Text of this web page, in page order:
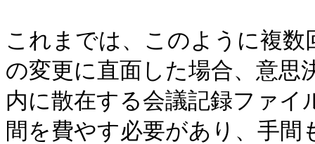
これまでは、このように複
の変更に直面した場合、意思
内に散在する会議記録ファ
間を費やす必要があり、手